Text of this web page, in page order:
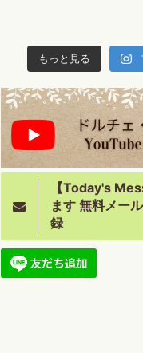
もっと見る
【Today's
ます 無料メー
録